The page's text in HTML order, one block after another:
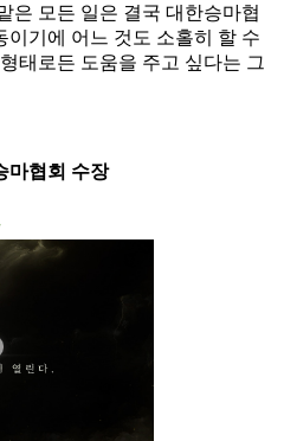
은 모든 일은 결국 대한승마협
이기에 어느 것도 소홀히 할 수
태로든 도움을 주고 싶다는 그
마협회 수장